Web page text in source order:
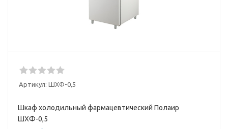
Артикул: ШХФ-0,5
Шкаф холодильный фармацевтический Полаир
ШХФ-0,5